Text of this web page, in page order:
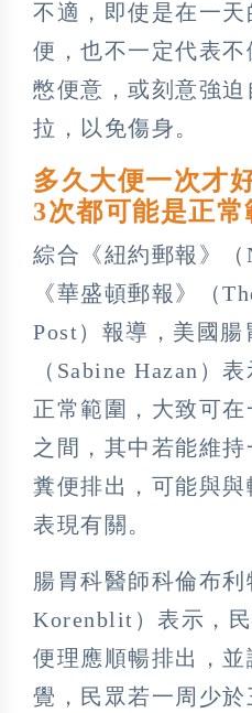
不適，即使是在一
便，也不一定代表
憋便意，或刻意強
拉，以免傷身。
多久大便一次才
3次都可能是正常
綜合《紐約郵報》（
《華盛頓郵報》（
Post）報導，美國
（Sabine Hazan）
正常範圍，大致可
之間，其中若能維
糞便排出，可能與
表現有關。
腸胃科醫師科倫布利
Korenblit）表示，
便理應順暢排出，
覺，民眾若一周少